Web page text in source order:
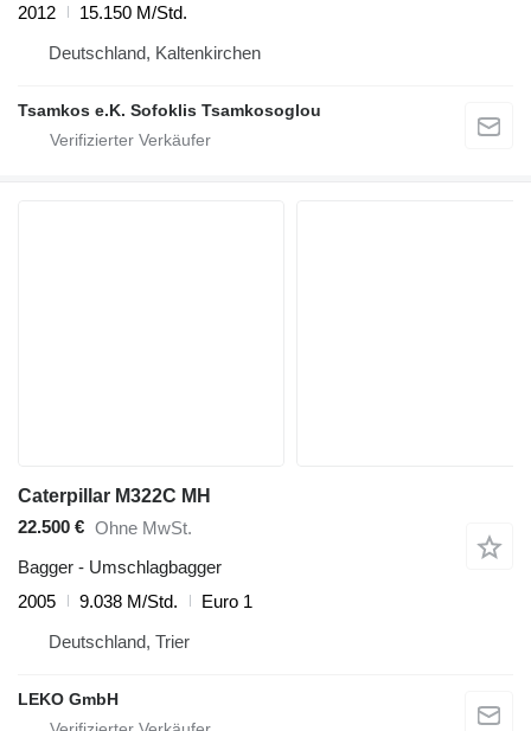
2012
15.150 M/Std.
Deutschland, Kaltenkirchen
Tsamkos e.K. Sofoklis Tsamkosoglou
Caterpillar M322C MH
22.500 € Ohne MwSt.
Bagger - Umschlagbagger
2005
9.038 M/Std.
Euro 1
Deutschland, Trier
LEKO GmbH